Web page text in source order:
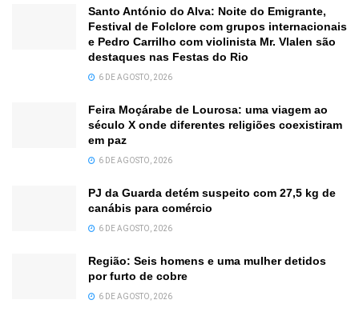
Santo António do Alva: Noite do Emigrante,
Festival de Folclore com grupos internacionais
e Pedro Carrilho com violinista Mr. Vlalen são
destaques nas Festas do Rio
6 DE AGOSTO, 2026
Feira Moçárabe de Lourosa: uma viagem ao
século X onde diferentes religiões coexistiram
em paz
6 DE AGOSTO, 2026
PJ da Guarda detém suspeito com 27,5 kg de
canábis para comércio
6 DE AGOSTO, 2026
Região: Seis homens e uma mulher detidos
por furto de cobre
6 DE AGOSTO, 2026